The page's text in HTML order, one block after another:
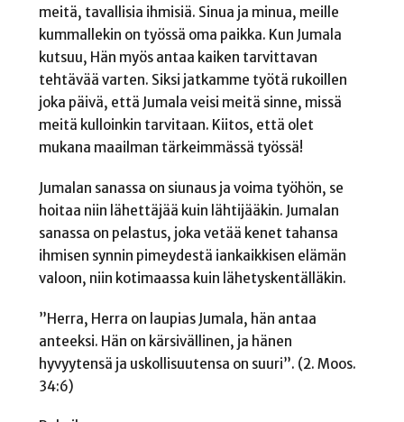
meitä, tavallisia ihmisiä. Sinua ja minua, meille
kummallekin on työssä oma paikka. Kun Jumala
kutsuu, Hän myös antaa kaiken tarvittavan
tehtävää varten. Siksi jatkamme työtä rukoillen
joka päivä, että Jumala veisi meitä sinne, missä
meitä kulloinkin tarvitaan. Kiitos, että olet
mukana maailman tärkeimmässä työssä!
Jumalan sanassa on siunaus ja voima työhön, se
hoitaa niin lähettäjää kuin lähtijääkin. Jumalan
sanassa on pelastus, joka vetää kenet tahansa
ihmisen synnin pimeydestä iankaikkisen elämän
valoon, niin kotimaassa kuin lähetyskentälläkin.
”Herra, Herra on laupias Jumala, hän antaa
anteeksi. Hän on kärsivällinen, ja hänen
hyvyytensä ja uskollisuutensa on suuri”. (2. Moos.
34:6)